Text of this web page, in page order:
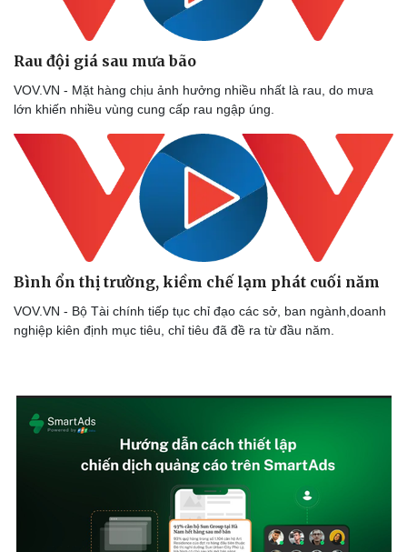
Thế giới thể thao
Ô tô - Xe máy
Ô tô
Xe máy
Tư vấn
Rau đội giá sau mưa bão
VOV.VN - Mặt hàng chịu ảnh hưởng nhiều nhất là rau, do mưa
lớn khiến nhiều vùng cung cấp rau ngập úng.
Bình ổn thị trường, kiềm chế lạm phát cuối năm
VOV.VN - Bộ Tài chính tiếp tục chỉ đạo các sở, ban ngành,doanh
nghiệp kiên định mục tiêu, chỉ tiêu đã đề ra từ đầu năm.